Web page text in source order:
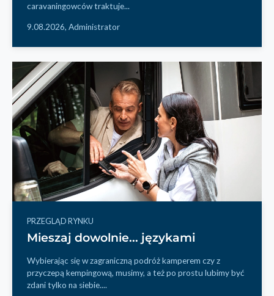
caravaningowców traktuje...
9.08.2026, Administrator
PRZEGLĄD RYNKU
Mieszaj dowolnie... językami
Wybierając się w zagraniczną podróż kamperem czy z
przyczepą kempingową, musimy, a też po prostu lubimy być
zdani tylko na siebie....